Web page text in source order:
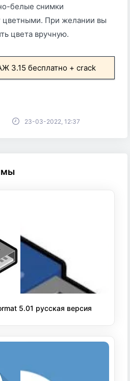
белые снимки
цветными. При желании вы
цвета вручную.
3.15 бесплатно + crack
23-03-2022, 12:37
5.01 русская версия